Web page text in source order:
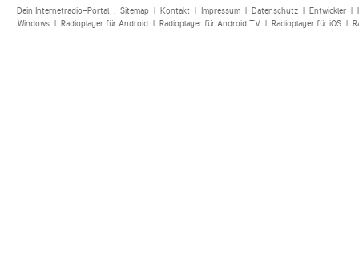
Dein Internetradio-Portal : Sitemap| Kontakt| Impressum| Datenschutz| Entwickler|
Windows| Radioplayer für Android| Radioplayer für Android TV| Radioplayer für iOS|